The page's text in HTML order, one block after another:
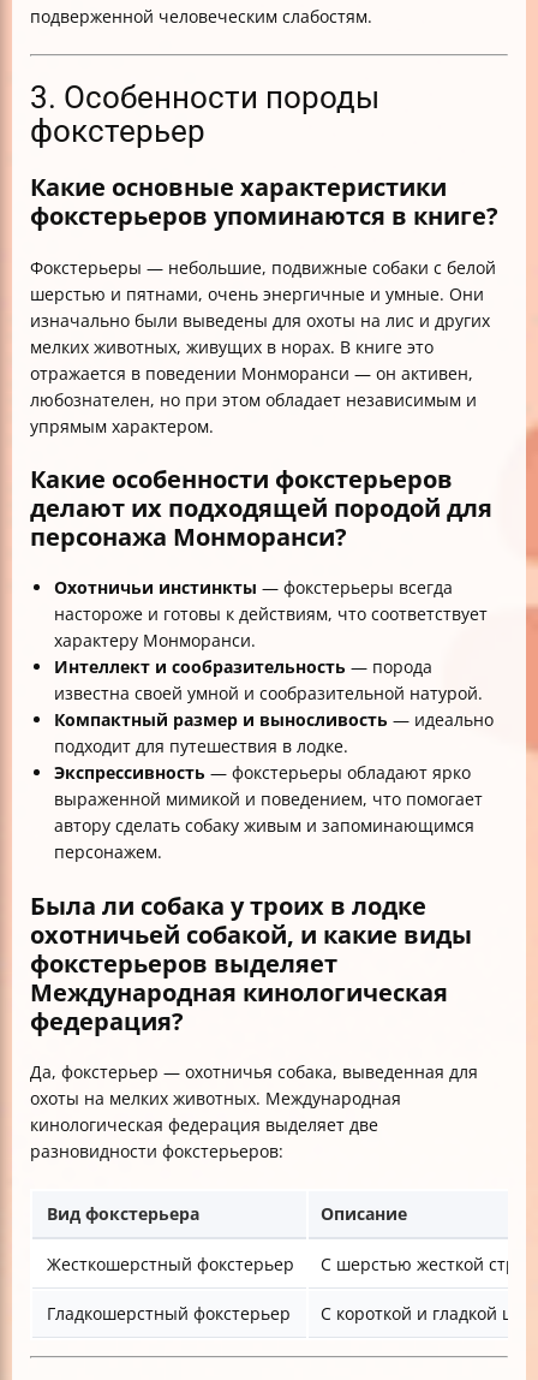
подверженной человеческим слабостям.
3. Особенности породы
фокстерьер
Какие основные характеристики
фокстерьеров упоминаются в книге?
Фокстерьеры — небольшие, подвижные собаки с белой
шерстью и пятнами, очень энергичные и умные. Они
изначально были выведены для охоты на лис и других
мелких животных, живущих в норах. В книге это
отражается в поведении Монморанси — он активен,
любознателен, но при этом обладает независимым и
упрямым характером.
Какие особенности фокстерьеров
делают их подходящей породой для
персонажа Монморанси?
Охотничьи инстинкты — фокстерьеры всегда
настороже и готовы к действиям, что соответствует
характеру Монморанси.
Интеллект и сообразительность — порода
известна своей умной и сообразительной натурой.
Компактный размер и выносливость — идеально
подходит для путешествия в лодке.
Экспрессивность — фокстерьеры обладают ярко
выраженной мимикой и поведением, что помогает
автору сделать собаку живым и запоминающимся
персонажем.
Была ли собака у троих в лодке
охотничьей собакой, и какие виды
фокстерьеров выделяет
Международная кинологическая
федерация?
Да, фокстерьер — охотничья собака, выведенная для
охоты на мелких животных. Международная
кинологическая федерация выделяет две
разновидности фокстерьеров:
Вид фокстерьера Описание
Жесткошерстный фокстерьер С шерстью жесткой
Гладкошерстный фокстерьер С короткой и гладкой